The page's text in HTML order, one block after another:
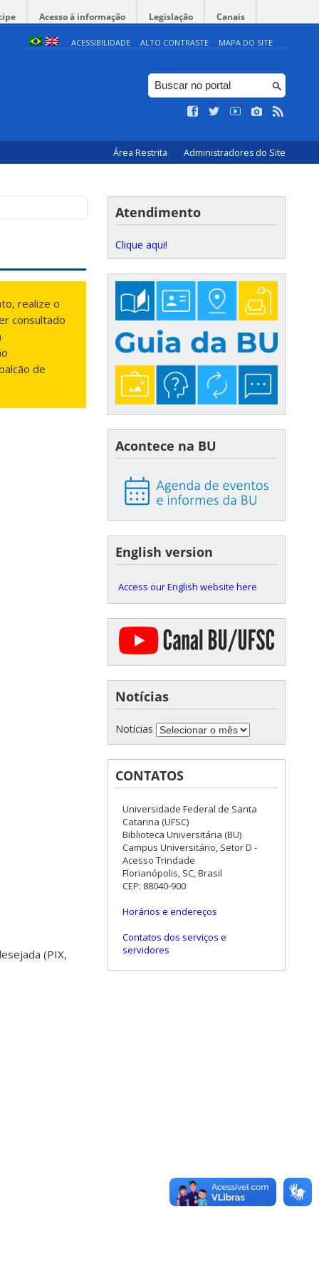
Acesso à informação Legislação Canais
ACESSIBILIDADE ALTO CONTRASTE MAPA DO SITE
Área Restrita Administradores do Site
realize o
consultado
de
(PIX,
Atendimento
Clique aqui!
Acontece na BU
English version
Access our English website here
Notícias
Notícias
CONTATOS
Universidade Federal de Santa
Catarina (UFSC)
Biblioteca Universitária (BU)
Campus Universitário, Setor D -
Acesso Trindade
Florianópolis, SC, Brasil
CEP: 88040-900
Horários e endereços
Contatos dos serviços e
servidores